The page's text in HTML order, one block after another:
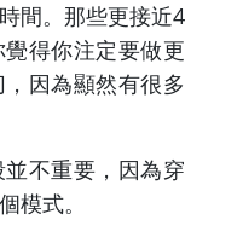
間。那些更接近4
得你注定要做更
因為顯然有很多
不重要，因為穿
模式。